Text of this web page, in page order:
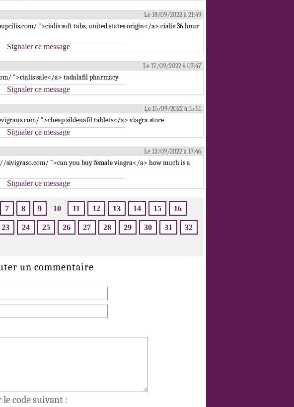
Le 18/09/2022 à 21:49
">cialis soft tabs, united states origin</a> cialis 36 hour
Signaler ce message
Le 17/09/2022 à 07:47
">cialis sale</a> tadalafil pharmacy
Signaler ce message
Le 15/09/2022 à 15:51
">cheap sildenafil tablets</a> viagra store
Signaler ce message
Le 13/09/2022 à 17:46
">can you buy female viagra</a> how much is a
Signaler ce message
7 8 9 10 11 12 13 14 15 16
23 24 25 26 27 28 29 30 31 32
un commentaire
code suivant :